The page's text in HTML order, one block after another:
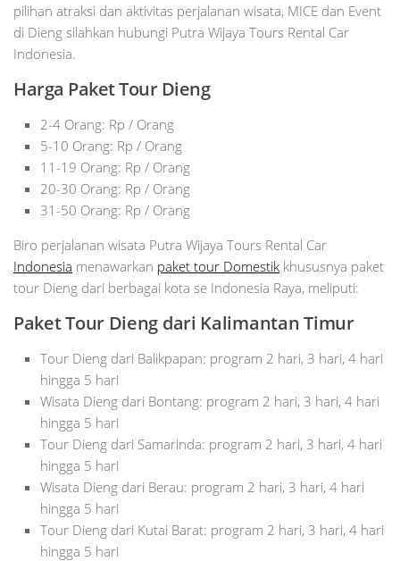
pilihan atraksi dan aktivitas perjalanan wisata, MICE dan Event
di Dieng silahkan hubungi Putra Wijaya Tours Rental Car
Indonesia.
Harga Paket Tour Dieng
2-4 Orang: Rp / Orang
5-10 Orang: Rp / Orang
11-19 Orang: Rp / Orang
20-30 Orang: Rp / Orang
31-50 Orang: Rp / Orang
Biro perjalanan wisata Putra Wijaya Tours Rental Car
Indonesia menawarkan paket tour Domestik khususnya paket
tour Dieng dari berbagai kota se Indonesia Raya, meliputi:
Paket Tour Dieng dari Kalimantan Timur
Tour Dieng dari Balikpapan: program 2 hari, 3 hari, 4 hari
hingga 5 hari
Wisata Dieng dari Bontang: program 2 hari, 3 hari, 4 hari
hingga 5 hari
Tour Dieng dari Samarinda: program 2 hari, 3 hari, 4 hari
hingga 5 hari
Wisata Dieng dari Berau: program 2 hari, 3 hari, 4 hari
hingga 5 hari
Tour Dieng dari Kutai Barat: program 2 hari, 3 hari, 4 hari
hingga 5 hari